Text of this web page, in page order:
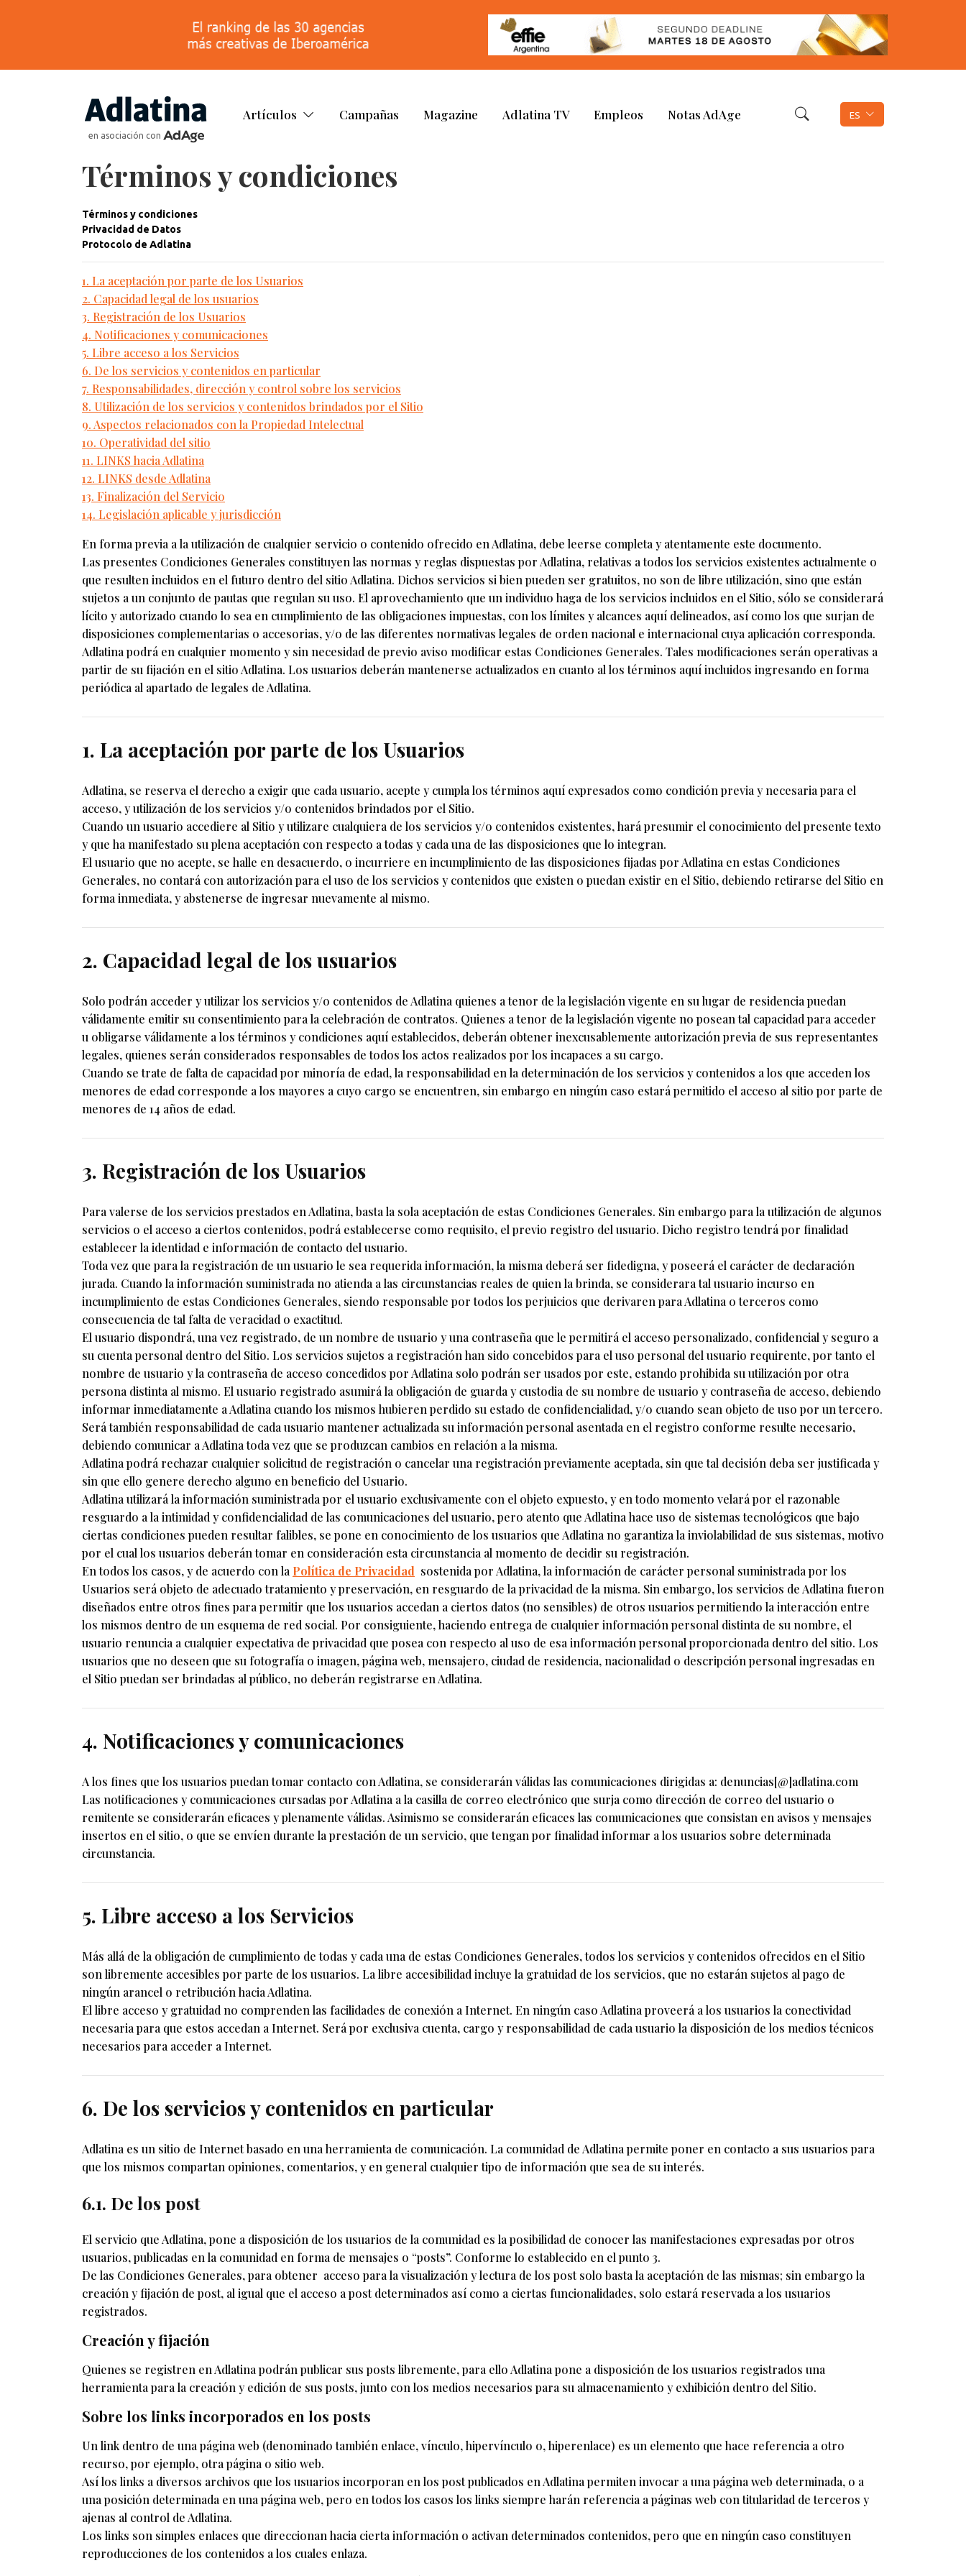
en asociación con
Artículos Campañas Magazine Adlatina TV Empleos Notas AdAge ES
Términos y condiciones
Términos y condiciones
Privacidad de Datos
Protocolo de Adlatina
1. La aceptación por parte de los Usuarios
2. Capacidad legal de los usuarios
3. Registración de los Usuarios
4. Notificaciones y comunicaciones
5. Libre acceso a los Servicios
6. De los servicios y contenidos en particular
7. Responsabilidades, dirección y control sobre los servicios
8. Utilización de los servicios y contenidos brindados por el Sitio
9. Aspectos relacionados con la Propiedad Intelectual
10. Operatividad del sitio
11. LINKS hacia Adlatina
12. LINKS desde Adlatina
13. Finalización del Servicio
14. Legislación aplicable y jurisdicción
En forma previa a la utilización de cualquier servicio o contenido ofrecido en Adlatina, debe leerse completa y atentamente este documento.
Las presentes Condiciones Generales constituyen las normas y reglas dispuestas por Adlatina, relativas a todos los servicios existentes actualmente o
que resulten incluidos en el futuro dentro del sitio Adlatina. Dichos servicios si bien pueden ser gratuitos, no son de libre utilización, sino que están
sujetos a un conjunto de pautas que regulan su uso. El aprovechamiento que un individuo haga de los servicios incluidos en el Sitio, sólo se considerará
lícito y autorizado cuando lo sea en cumplimiento de las obligaciones impuestas, con los límites y alcances aquí delineados, así como los que surjan de
disposiciones complementarias o accesorias, y/o de las diferentes normativas legales de orden nacional e internacional cuya aplicación corresponda.
Adlatina podrá en cualquier momento y sin necesidad de previo aviso modificar estas Condiciones Generales. Tales modificaciones serán operativas a
partir de su fijación en el sitio Adlatina. Los usuarios deberán mantenerse actualizados en cuanto al los términos aquí incluidos ingresando en forma
periódica al apartado de legales de Adlatina.
1. La aceptación por parte de los Usuarios
Adlatina, se reserva el derecho a exigir que cada usuario, acepte y cumpla los términos aquí expresados como condición previa y necesaria para el
acceso, y utilización de los servicios y/o contenidos brindados por el Sitio.
Cuando un usuario accediere al Sitio y utilizare cualquiera de los servicios y/o contenidos existentes, hará presumir el conocimiento del presente texto
y que ha manifestado su plena aceptación con respecto a todas y cada una de las disposiciones que lo integran.
El usuario que no acepte, se halle en desacuerdo, o incurriere en incumplimiento de las disposiciones fijadas por Adlatina en estas Condiciones
Generales, no contará con autorización para el uso de los servicios y contenidos que existen o puedan existir en el Sitio, debiendo retirarse del Sitio en
forma inmediata, y abstenerse de ingresar nuevamente al mismo.
2. Capacidad legal de los usuarios
Solo podrán acceder y utilizar los servicios y/o contenidos de Adlatina quienes a tenor de la legislación vigente en su lugar de residencia puedan
válidamente emitir su consentimiento para la celebración de contratos. Quienes a tenor de la legislación vigente no posean tal capacidad para acceder
u obligarse válidamente a los términos y condiciones aquí establecidos, deberán obtener inexcusablemente autorización previa de sus representantes
legales, quienes serán considerados responsables de todos los actos realizados por los incapaces a su cargo.
Cuando se trate de falta de capacidad por minoría de edad, la responsabilidad en la determinación de los servicios y contenidos a los que acceden los
menores de edad corresponde a los mayores a cuyo cargo se encuentren, sin embargo en ningún caso estará permitido el acceso al sitio por parte de
menores de 14 años de edad.
3. Registración de los Usuarios
Para valerse de los servicios prestados en Adlatina, basta la sola aceptación de estas Condiciones Generales. Sin embargo para la utilización de algunos
servicios o el acceso a ciertos contenidos, podrá establecerse como requisito, el previo registro del usuario. Dicho registro tendrá por finalidad
establecer la identidad e información de contacto del usuario.
Toda vez que para la registración de un usuario le sea requerida información, la misma deberá ser fidedigna, y poseerá el carácter de declaración
jurada. Cuando la información suministrada no atienda a las circunstancias reales de quien la brinda, se considerara tal usuario incurso en
incumplimiento de estas Condiciones Generales, siendo responsable por todos los perjuicios que derivaren para Adlatina o terceros como
consecuencia de tal falta de veracidad o exactitud.
El usuario dispondrá, una vez registrado, de un nombre de usuario y una contraseña que le permitirá el acceso personalizado, confidencial y seguro a
su cuenta personal dentro del Sitio. Los servicios sujetos a registración han sido concebidos para el uso personal del usuario requirente, por tanto el
nombre de usuario y la contraseña de acceso concedidos por Adlatina solo podrán ser usados por este, estando prohibida su utilización por otra
persona distinta al mismo. El usuario registrado asumirá la obligación de guarda y custodia de su nombre de usuario y contraseña de acceso, debiendo
informar inmediatamente a Adlatina cuando los mismos hubieren perdido su estado de confidencialidad, y/o cuando sean objeto de uso por un tercero.
Será también responsabilidad de cada usuario mantener actualizada su información personal asentada en el registro conforme resulte necesario,
debiendo comunicar a Adlatina toda vez que se produzcan cambios en relación a la misma.
Adlatina podrá rechazar cualquier solicitud de registración o cancelar una registración previamente aceptada, sin que tal decisión deba ser justificada y
sin que ello genere derecho alguno en beneficio del Usuario.
Adlatina utilizará la información suministrada por el usuario exclusivamente con el objeto expuesto, y en todo momento velará por el razonable
resguardo a la intimidad y confidencialidad de las comunicaciones del usuario, pero atento que Adlatina hace uso de sistemas tecnológicos que bajo
ciertas condiciones pueden resultar falibles, se pone en conocimiento de los usuarios que Adlatina no garantiza la inviolabilidad de sus sistemas, motivo
por el cual los usuarios deberán tomar en consideración esta circunstancia al momento de decidir su registración.
En todos los casos, y de acuerdo con la Política de Privacidad sostenida por Adlatina, la información de carácter personal suministrada por los
Usuarios será objeto de adecuado tratamiento y preservación, en resguardo de la privacidad de la misma. Sin embargo, los servicios de Adlatina fueron
diseñados entre otros fines para permitir que los usuarios accedan a ciertos datos (no sensibles) de otros usuarios permitiendo la interacción entre
los mismos dentro de un esquema de red social. Por consiguiente, haciendo entrega de cualquier información personal distinta de su nombre, el
usuario renuncia a cualquier expectativa de privacidad que posea con respecto al uso de esa información personal proporcionada dentro del sitio. Los
usuarios que no deseen que su fotografía o imagen, página web, mensajero, ciudad de residencia, nacionalidad o descripción personal ingresadas en
el Sitio puedan ser brindadas al público, no deberán registrarse en Adlatina.
4. Notificaciones y comunicaciones
A los fines que los usuarios puedan tomar contacto con Adlatina, se considerarán válidas las comunicaciones dirigidas a: denuncias[@]adlatina.com
Las notificaciones y comunicaciones cursadas por Adlatina a la casilla de correo electrónico que surja como dirección de correo del usuario o
remitente se considerarán eficaces y plenamente válidas. Asimismo se considerarán eficaces las comunicaciones que consistan en avisos y mensajes
insertos en el sitio, o que se envíen durante la prestación de un servicio, que tengan por finalidad informar a los usuarios sobre determinada
circunstancia.
5. Libre acceso a los Servicios
Más allá de la obligación de cumplimiento de todas y cada una de estas Condiciones Generales, todos los servicios y contenidos ofrecidos en el Sitio
son libremente accesibles por parte de los usuarios. La libre accesibilidad incluye la gratuidad de los servicios, que no estarán sujetos al pago de
ningún arancel o retribución hacia Adlatina.
El libre acceso y gratuidad no comprenden las facilidades de conexión a Internet. En ningún caso Adlatina proveerá a los usuarios la conectividad
necesaria para que estos accedan a Internet. Será por exclusiva cuenta, cargo y responsabilidad de cada usuario la disposición de los medios técnicos
necesarios para acceder a Internet.
6. De los servicios y contenidos en particular
Adlatina es un sitio de Internet basado en una herramienta de comunicación. La comunidad de Adlatina permite poner en contacto a sus usuarios para
que los mismos compartan opiniones, comentarios, y en general cualquier tipo de información que sea de su interés.
6.1. De los post
El servicio que Adlatina, pone a disposición de los usuarios de la comunidad es la posibilidad de conocer las manifestaciones expresadas por otros
usuarios, publicadas en la comunidad en forma de mensajes o “posts”. Conforme lo establecido en el punto 3.
De las Condiciones Generales, para obtener acceso para la visualización y lectura de los post solo basta la aceptación de las mismas; sin embargo la
creación y fijación de post, al igual que el acceso a post determinados así como a ciertas funcionalidades, solo estará reservada a los usuarios
registrados.
Creación y fijación
Quienes se registren en Adlatina podrán publicar sus posts libremente, para ello Adlatina pone a disposición de los usuarios registrados una
herramienta para la creación y edición de sus posts, junto con los medios necesarios para su almacenamiento y exhibición dentro del Sitio.
Sobre los links incorporados en los posts
Un link dentro de una página web (denominado también enlace, vínculo, hipervínculo o, hiperenlace) es un elemento que hace referencia a otro
recurso, por ejemplo, otra página o sitio web.
Así los links a diversos archivos que los usuarios incorporan en los post publicados en Adlatina permiten invocar a una página web determinada, o a
una posición determinada en una página web, pero en todos los casos los links siempre harán referencia a páginas web con titularidad de terceros y
ajenas al control de Adlatina.
Los links son simples enlaces que direccionan hacia cierta información o activan determinados contenidos, pero que en ningún caso constituyen
reproducciones de los contenidos a los cuales enlaza.